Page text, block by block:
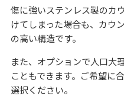
傷に強いステンレス製のカ
けてしまった場合も、カウ
の高い構造です。
また、オプションで人口大
こともできます。ご希望に
選択ください。